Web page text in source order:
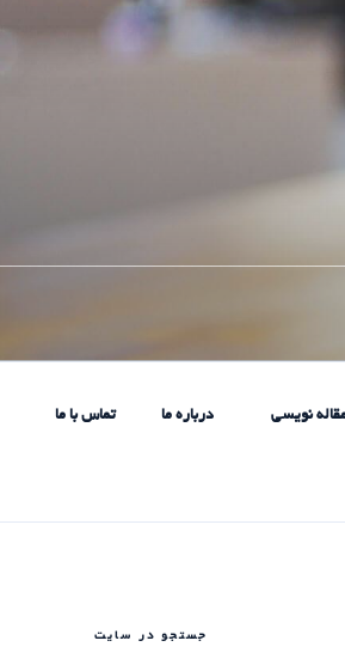
نویسی درباره ما تماس با ما
جستجو در سایت